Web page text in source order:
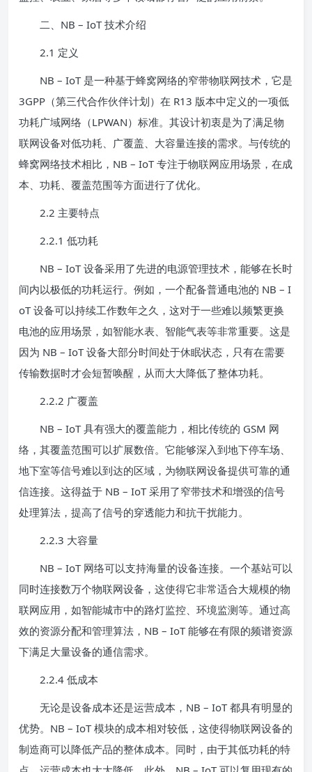
二、NB – IoT 技术介绍
2.1 定义
NB – IoT 是一种基于蜂窝网络的窄带物联网技术，它是
3GPP（第三代合作伙伴计划）在 R13 版本中定义的一项低
功耗广域网络（LPWAN）标准。其设计初衷是为了满足物
联网设备对低功耗、广覆盖、大容量连接的需求。与传统的
蜂窝网络技术相比，NB – IoT 专注于物联网应用场景，在成
本、功耗、覆盖范围等方面进行了优化。
2.2 主要特点
2.2.1 低功耗
NB – IoT 设备采用了先进的电源管理技术，能够在长时
间内以极低的功耗运行。例如，一个配备普通电池的 NB – I
oT 设备可以持续工作数年之久，这对于一些难以频繁更换
电池的应用场景，如智能水表、智能气表等非常重要。这是
因为 NB – IoT 设备大部分时间处于休眠状态，只有在需要
传输数据时才会短暂唤醒，从而大大降低了整体功耗。
2.2.2 广覆盖
NB – IoT 具有强大的覆盖能力，相比传统的 GSM 网
络，其覆盖范围可以扩展数倍。它能够深入到地下停车场、
地下室等信号难以到达的区域，为物联网设备提供可靠的通
信连接。这得益于 NB – IoT 采用了窄带技术和增强的信号
处理算法，提高了信号的穿透能力和抗干扰能力。
2.2.3 大容量
NB – IoT 网络可以支持海量的设备连接。一个基站可以
同时连接数万个物联网设备，这使得它非常适合大规模的物
联网应用，如智能城市中的路灯监控、环境监测等。通过高
效的资源分配和管理算法，NB – IoT 能够在有限的频谱资源
下满足大量设备的通信需求。
2.2.4 低成本
无论是设备成本还是运营成本，NB – IoT 都具有明显的
优势。NB – IoT 模块的成本相对较低，这使得物联网设备的
制造商可以降低产品的整体成本。同时，由于其低功耗的特